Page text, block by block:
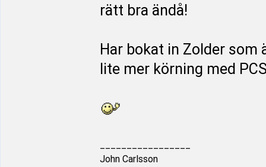
rätt bra ändå!
Har bokat in Zolder som
lite mer körning med
John Carlsson